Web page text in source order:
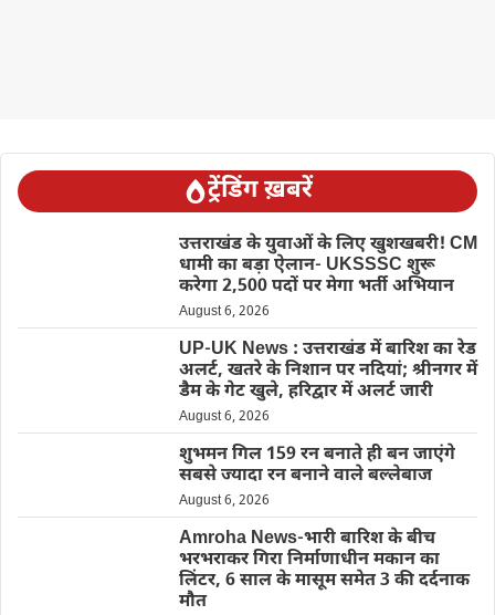
ट्रेंडिंग ख़बरें
उत्तराखंड के युवाओं के लिए खुशखबरी! CM
धामी का बड़ा ऐलान- UKSSSC शुरू
करेगा 2,500 पदों पर मेगा भर्ती अभियान
August 6, 2026
UP-UK News : उत्तराखंड में बारिश का रेड
अलर्ट, खतरे के निशान पर नदियां; श्रीनगर में
डैम के गेट खुले, हरिद्वार में अलर्ट जारी
August 6, 2026
शुभमन गिल 159 रन बनाते ही बन जाएंगे
सबसे ज्यादा रन बनाने वाले बल्लेबाज
August 6, 2026
Amroha News-भारी बारिश के बीच
भरभराकर गिरा निर्माणाधीन मकान का
लिंटर, 6 साल के मासूम समेत 3 की दर्दनाक
मौत